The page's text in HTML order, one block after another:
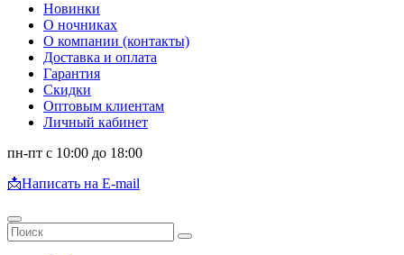
Новинки
О ночниках
О компании (контакты)
Доставка и оплата
Гарантия
Скидки
Оптовым клиентам
Личный кабинет
пн-пт с 10:00 до 18:00
📩Написать на E-mail